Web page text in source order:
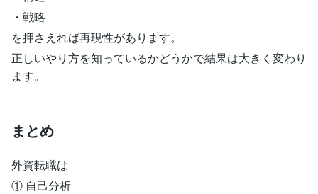
・戦略
を押さえれば再現性があります。
正しいやり方を知っているかどうかで結果は大きく変わり
ます。
まとめ
外資転職は
① 自己分析